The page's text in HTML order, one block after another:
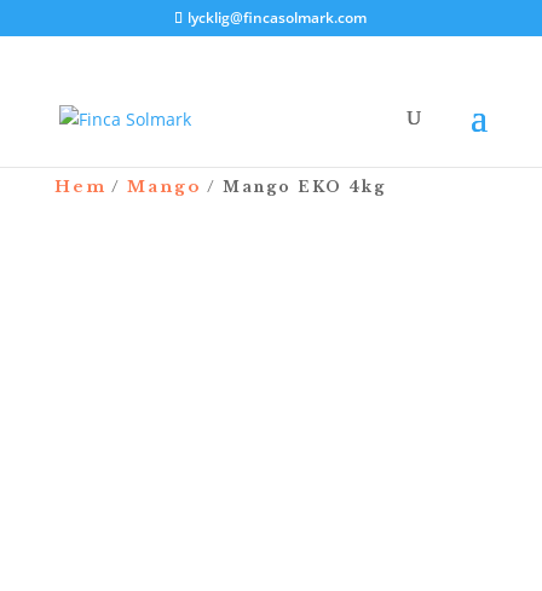
lycklig@fincasolmark.com
Hem / Mango / Mango EKO 4kg